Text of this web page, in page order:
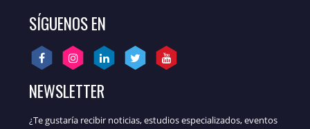
SÍGUENOS EN
NEWSLETTER
¿Te gustaría recibir noticias, estudios especializados, eventos